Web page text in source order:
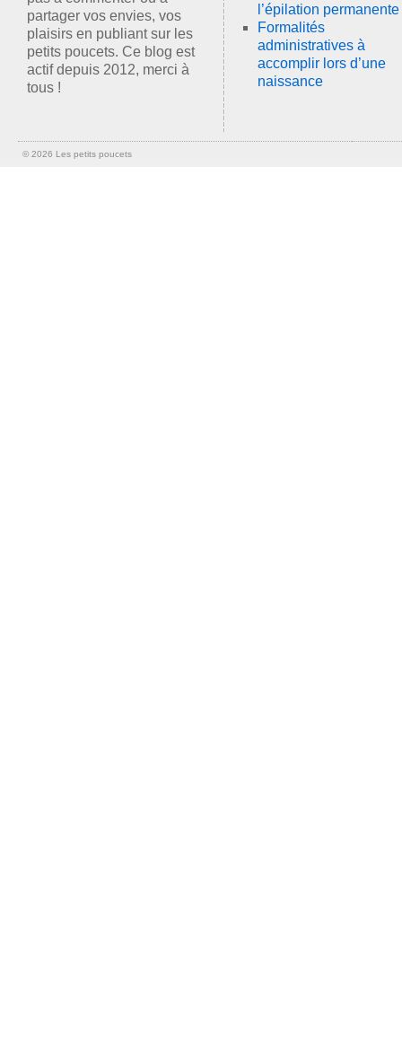
partager vos envies, vos
plaisirs en publiant sur les
petits poucets. Ce blog est
actif depuis 2012, merci à
tous !
l’épilation permanente
Formalités
administratives à
accomplir lors d’une
naissance
© 2026 Les petits poucets